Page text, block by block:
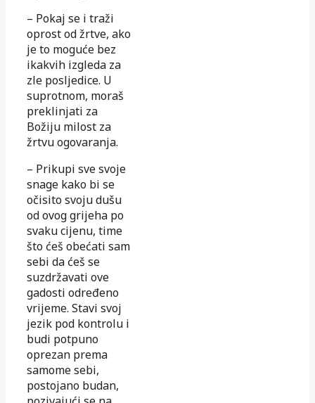
– Pokaj se i traži
oprost od žrtve, ako
je to moguće bez
ikakvih izgleda za
zle posljedice. U
suprotnom, moraš
preklinjati za
Božiju milost za
žrtvu ogovaranja.
– Prikupi sve svoje
snage kako bi se
očisito svoju dušu
od ovog grijeha po
svaku cijenu, time
što ćeš obećati sam
sebi da ćeš se
suzdržavati ove
gadosti određeno
vrijeme. Stavi svoj
jezik pod kontrolu i
budi potpuno
oprezan prema
samome sebi,
postojano budan,